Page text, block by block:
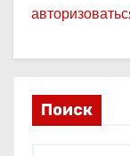
Поиск